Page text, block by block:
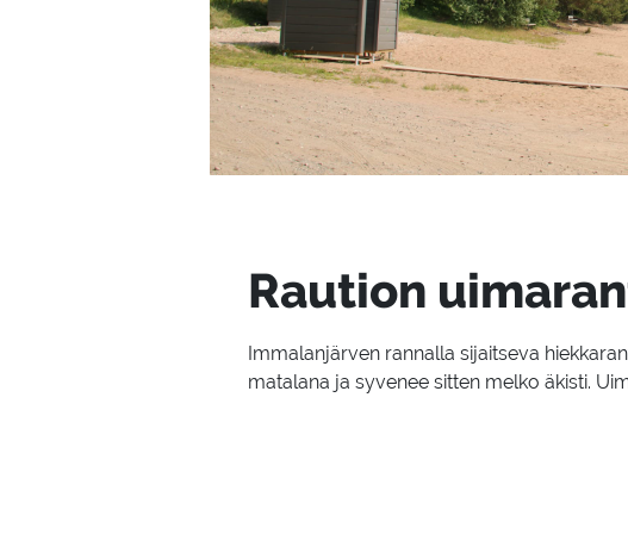
Rau­tion
Immalanjärven rannalla sijaitseva
matalana ja syvenee sitten melko äkisti.